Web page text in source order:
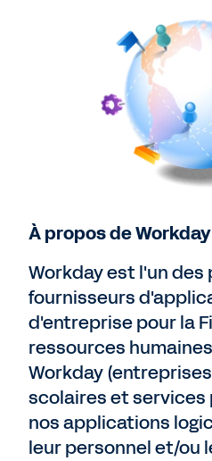
À propos de Workday
Workday est l'un
fournisseurs
d'entreprise pour la
ressources
Workday
scolaires et
nos applications
leur personnel et/ou